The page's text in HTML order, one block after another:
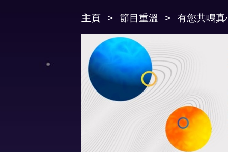
主頁 節目重溫 有您共鳴真